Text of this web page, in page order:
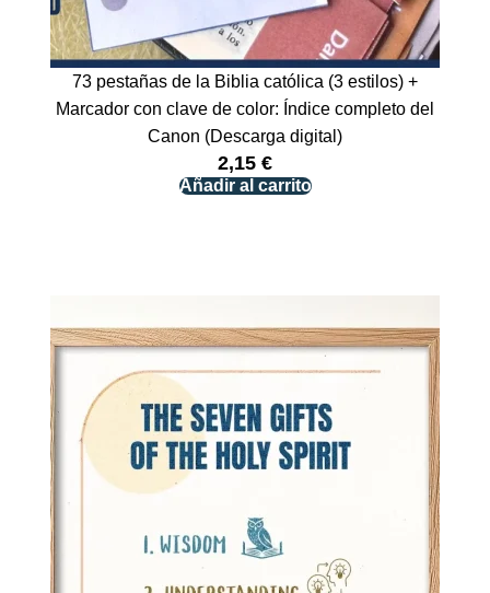
73 pestañas de la Biblia católica (3 estilos) +
Marcador con clave de color: Índice completo del
Canon (Descarga digital)
2,15 €
Añadir al carrito